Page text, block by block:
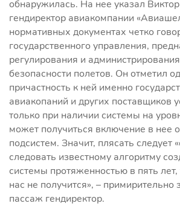
обнаружилась. На нее указал
гендиректор авиакомпании
нормативных документах четко
государственного управления,
регулирования и
безопасности полетов. Он отметил
причастность к ней именно
авиакопаний и других поставщиков
только при наличии системы на
может получиться включение в нее
подсистем. Значит, плясать следует
следовать известному алгоритму
системы протяженностью в пять лет,
нас не получится», – примирительно
пассаж гендиректор.